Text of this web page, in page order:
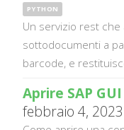
PYTHON
Un servizio rest che
sottodocumenti a
barcode, e
Aprire SAP
febbraio 4, 2023